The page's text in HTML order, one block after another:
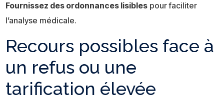
Fournissez des ordonnances lisibles pour faciliter
l’analyse médicale.
Recours possibles face à
un refus ou une
tarification élevée